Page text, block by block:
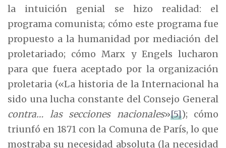
la intuición genial se hizo realidad: el
programa comunista; cómo este programa fue
propuesto a la humanidad por mediación del
proletariado; cómo Marx y Engels lucharon
para que fuera aceptado por la organización
proletaria («La historia de la Internacional ha
sido una lucha constante del Consejo General
contra… las secciones nacionales»[5]); cómo
triunfó en 1871 con la Comuna de París, lo que
mostraba su necesidad absoluta (la necesidad